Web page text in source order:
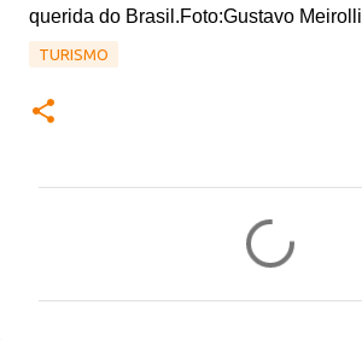
querida do Brasil.Foto:Gustavo Meirolli
TURISMO